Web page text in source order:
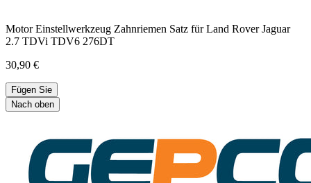
Motor Einstellwerkzeug Zahnriemen Satz für Land Rover Jaguar
2.7 TDVi TDV6 276DT
30,90 €
Fügen Sie
Nach oben